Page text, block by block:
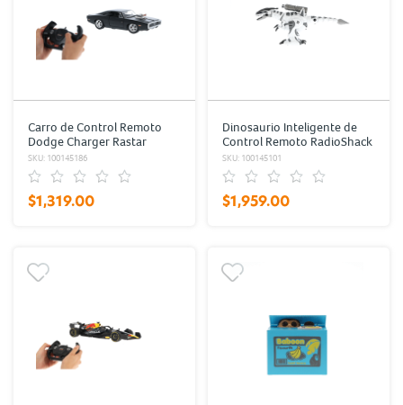
Carro de Control Remoto
Dodge Charger Rastar
RadioShack
SKU: 100145186
$1,319.00
Dinosaurio Inteligente de
Control Remoto RadioShack
SKU: 100145101
$1,959.00